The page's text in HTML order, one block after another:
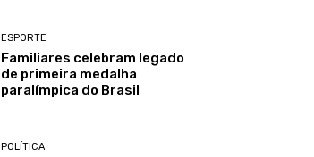
ESPORTE
Familiares celebram legado
de primeira medalha
paralímpica do Brasil
POLÍTICA